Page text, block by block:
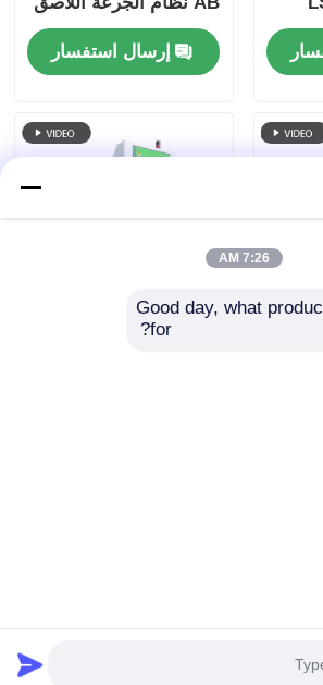
LSR
إرسال استفسار
2026 Guangzhou S-guangyu
7:26 AM
Good day, what
for?